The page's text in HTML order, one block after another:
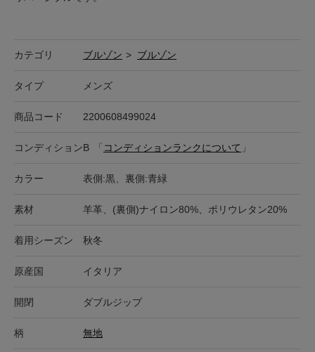
カテゴリ ブルゾン > ブルゾン
タイプ メンズ
商品コード 2200608499024
コンディションB 「 コンディションランクについて 」
カラー 表側:黒、裏側:青緑
素材 羊革、(裏側)ナイロン80%、ポリウレタン20%
着用シーズン 秋冬
原産国 イタリア
開閉 ダブルジップ
柄 無地